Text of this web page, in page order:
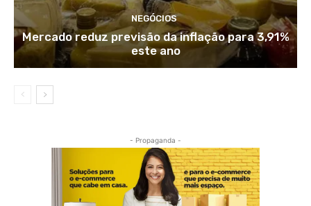
NEGÓCIOS
Mercado reduz previsão da inflação para 3,91%
este ano
- Propaganda -